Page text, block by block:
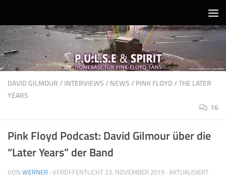
DAVID GILMOUR/INTERVIEWS/NEWS/PINK FLOYD/THE LATER
YEARS
16
Pink Floyd Podcast: David Gilmour über die
“Later Years” der Band
VON WERNER · VERÖFFENTLICHT 23. NOVEMBER 2019 · AKTUALISIERT